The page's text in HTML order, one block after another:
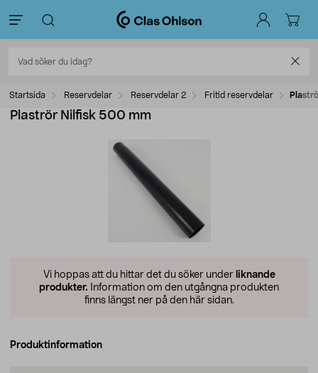
Startsida Reservdelar Reservdelar 2 Fritid reservdelar
Plaströr Nilfisk 500 mm
Vi hoppas att du hittar det du söker under liknande
produkter. Information om den utgångna produkten
finns längst ner på den här sidan.
Produktinformation